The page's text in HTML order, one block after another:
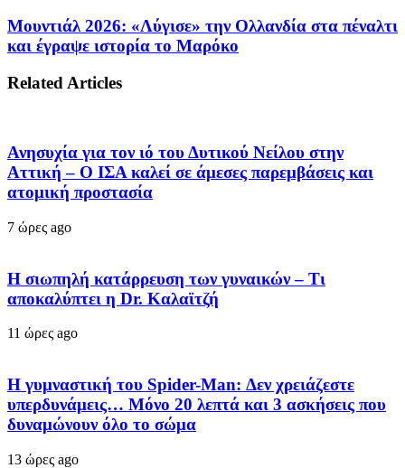
Μουντιάλ 2026: «Λύγισε» την Ολλανδία στα πέναλτι
και έγραψε ιστορία το Μαρόκο
Related Articles
Ανησυχία για τον ιό του Δυτικού Νείλου στην
Αττική – Ο ΙΣΑ καλεί σε άμεσες παρεμβάσεις και
ατομική προστασία
7 ώρες ago
Η σιωπηλή κατάρρευση των γυναικών – Τι
αποκαλύπτει η Dr. Καλαϊτζή
11 ώρες ago
Η γυμναστική του Spider-Man: Δεν χρειάζεστε
υπερδυνάμεις… Μόνο 20 λεπτά και 3 ασκήσεις που
δυναμώνουν όλο το σώμα
13 ώρες ago